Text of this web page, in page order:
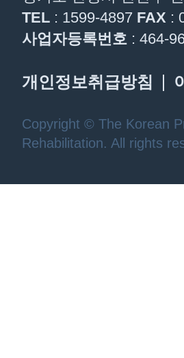
TEL : 1599-4897 FAX :
사업자등록번호 : 464-
개인정보취급방침
Copyright © The Korean
Rehabilitation. All rights